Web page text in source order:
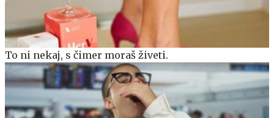
To ni nekaj, s čimer moraš živeti.